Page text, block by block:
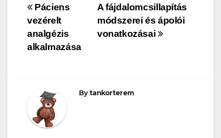
Bejegyzés
navigáció
A fájdalomcsillapítás
módszerei és ápolói
vonatkozásai
Páciens
vezérelt
analgézis
alkalmazása
Bytankorterem